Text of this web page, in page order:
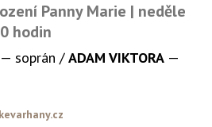
Panny Marie | neděle
hodin
— soprán /ADAM VIKTORA —